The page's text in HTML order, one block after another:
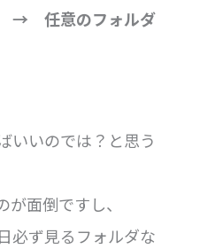
→ 任意のフォルダ
いいのでは？と思う
面倒ですし、
必ず見るフォルダな